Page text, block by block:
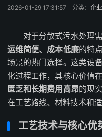
2026-01-29 17:31:57 分类： 企
对于分散式污水处理
运维简便、成本低廉的特
场景的热门选择。这类设
化过程工作，其核心价值
匮乏和长期费用高昂的现
在工艺路线、材料技术和
工艺技术与核心优